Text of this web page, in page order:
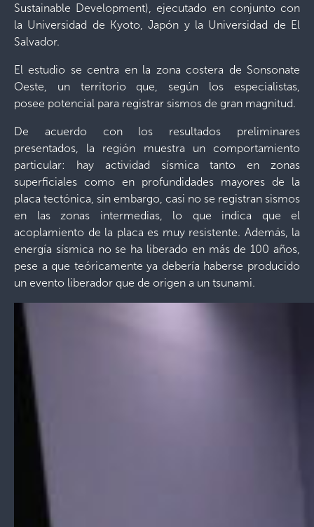
Sustainable Development), ejecutado en conjunto con
la Universidad de Kyoto, Japón y la Universidad de El
Salvador.
El estudio se centra en la zona costera de Sonsonate
Oeste, un territorio que, según los especialistas,
posee potencial para registrar sismos de gran magnitud.
De acuerdo con los resultados preliminares
presentados, la región muestra un comportamiento
particular: hay actividad sísmica tanto en zonas
superficiales como en profundidades mayores de la
placa tectónica, sin embargo, casi no se registran sismos
en las zonas intermedias, lo que indica que el
acoplamiento de la placa es muy resistente. Además, la
energía sísmica no se ha liberado en más de 100 años,
pese a que teóricamente ya debería haberse producido
un evento liberador que de origen a un tsunami.